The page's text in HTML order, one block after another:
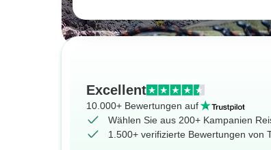
Excellent
10.000+ Bewertungen auf
Wählen Sie aus 200+ Kampanien
1.500+ verifizierte Bewertungen von